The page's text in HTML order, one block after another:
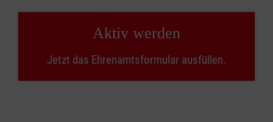
Aktiv werden
Jetzt das Ehrenamtsformular ausfüllen.